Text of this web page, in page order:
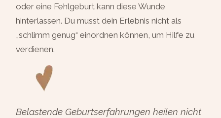
oder eine Fehlgeburt kann diese Wunde
hinterlassen. Du musst dein Erlebnis nicht als
„schlimm genug“ einordnen können, um Hilfe zu
verdienen.
Belastende Geburtserfahrungen heilen nicht